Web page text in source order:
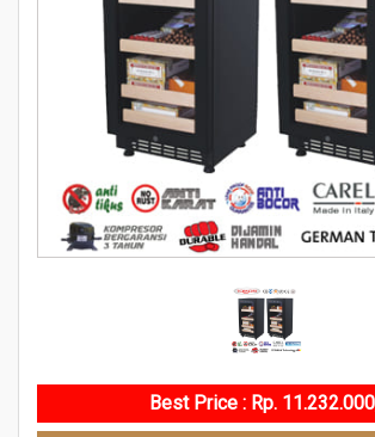
Best Price : Rp.